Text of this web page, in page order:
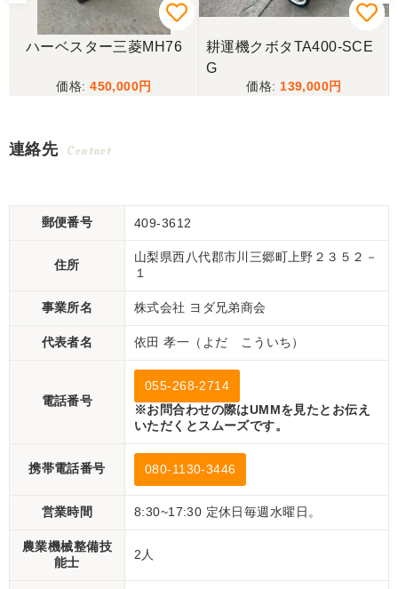
ハーベスター三菱MH76
450,000
耕運機クボタTA400-SCE
G
139,000
連絡先 Contact
郵便番号 409-3612
住所
山梨県西八代郡市川三郷町上野２３５２－
１
事業所名 株式会社 ヨダ兄弟商会
代表者名 依田 孝一（よだ こういち）
電話番号
055-268-2714
※お問合わせの際はUMMを見たとお伝え
いただくとスムーズです。
携帯電話番号 080-1130-3446
営業時間 8:30~17:30 定休日毎週水曜日。
農業機械整備技
能士
2人